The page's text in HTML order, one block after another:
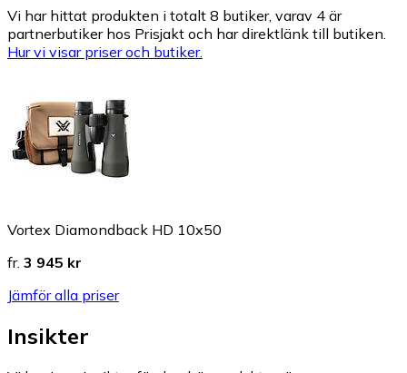
Vi har hittat produkten i totalt 8 butiker, varav 4 är
partnerbutiker hos Prisjakt och har direktlänk till butiken.
Hur vi visar priser och butiker.
Vortex Diamondback HD 10x50
fr. 3 945 kr
Jämför alla priser
Insikter